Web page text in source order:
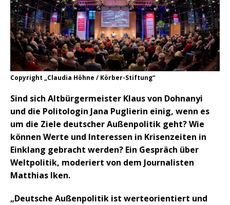
Copyright „Claudia Höhne / Körber-Stiftung“
Sind sich Altbürgermeister Klaus von Dohnanyi
und die Politologin Jana Puglierin einig, wenn es
um die Ziele deutscher Außenpolitik geht? Wie
können Werte und Interessen in Krisenzeiten in
Einklang gebracht werden? Ein Gespräch über
Weltpolitik, moderiert von dem Journalisten
Matthias Iken.
„Deutsche Außenpolitik ist werteorientiert und